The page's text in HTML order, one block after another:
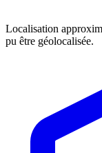
Localisation
pu être géolocalisée.